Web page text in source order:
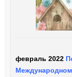
февраль 2022
Международном